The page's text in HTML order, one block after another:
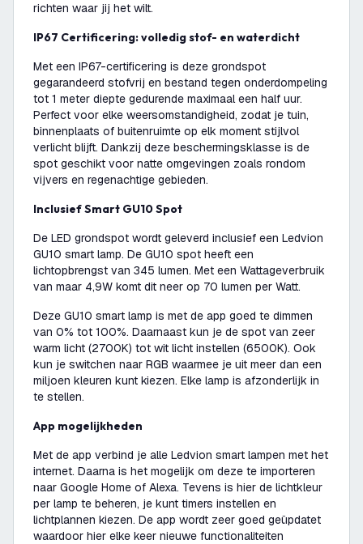
richten waar jij het wilt.
IP67 Certificering: volledig stof- en waterdicht
Met een IP67-certificering is deze grondspot
gegarandeerd stofvrij en bestand tegen onderdompeling
tot 1 meter diepte gedurende maximaal een half uur.
Perfect voor elke weersomstandigheid, zodat je tuin,
binnenplaats of buitenruimte op elk moment stijlvol
verlicht blijft. Dankzij deze beschermingsklasse is de
spot geschikt voor natte omgevingen zoals rondom
vijvers en regenachtige gebieden.
Inclusief Smart GU10 Spot
De LED grondspot wordt geleverd inclusief een Ledvion
GU10 smart lamp. De GU10 spot heeft een
lichtopbrengst van 345 lumen. Met een Wattageverbruik
van maar 4,9W komt dit neer op 70 lumen per Watt.
Deze GU10 smart lamp is met de app goed te dimmen
van 0% tot 100%. Daarnaast kun je de spot van zeer
warm licht (2700K) tot wit licht instellen (6500K). Ook
kun je switchen naar RGB waarmee je uit meer dan een
miljoen kleuren kunt kiezen. Elke lamp is afzonderlijk in
te stellen.
App mogelijkheden
Met de app verbind je alle Ledvion smart lampen met het
internet. Daarna is het mogelijk om deze te importeren
naar Google Home of Alexa. Tevens is hier de lichtkleur
per lamp te beheren, je kunt timers instellen en
lichtplannen kiezen. De app wordt zeer goed geüpdatet
waardoor hier elke keer nieuwe functionaliteiten